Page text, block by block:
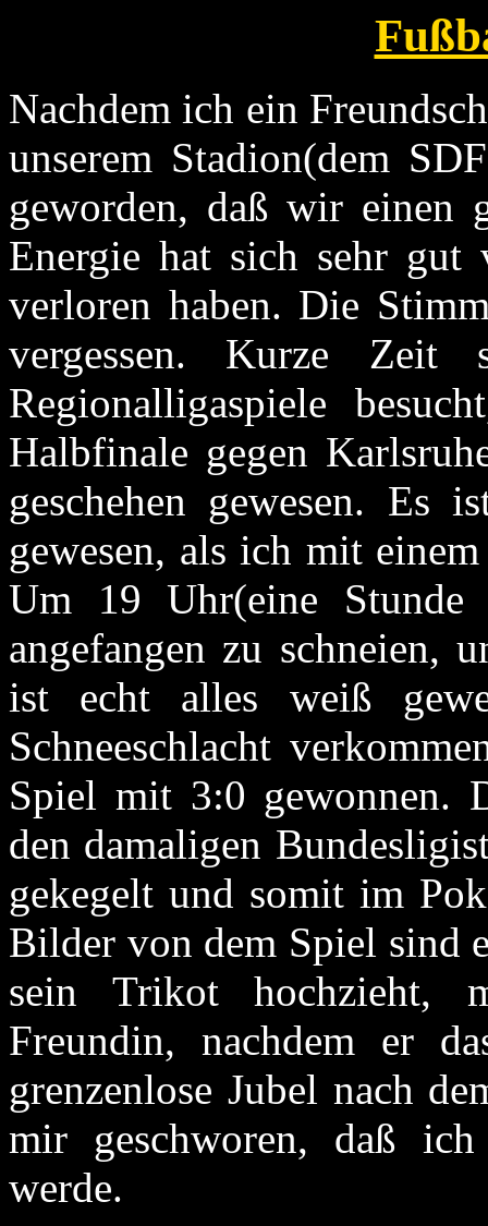
Nachdem ich ein
unserem Stadion(dem
geworden, daß wir einen
Energie hat sich sehr
verloren haben. Die
vergessen. Kurze Zeit
Regionalligaspiele
Halbfinale gegen
geschehen gewesen.
gewesen, als ich mit
Um 19 Uhr(eine
angefangen zu schneien,
ist echt alles weiß
Schneeschlacht
Spiel mit 3:0 gewonnen.
den damaligen
gekegelt und somit im
Bilder von dem Spiel sind
sein Trikot hochzieht,
Freundin, nachdem er
grenzenlose Jubel nach
mir geschworen, daß
werde.